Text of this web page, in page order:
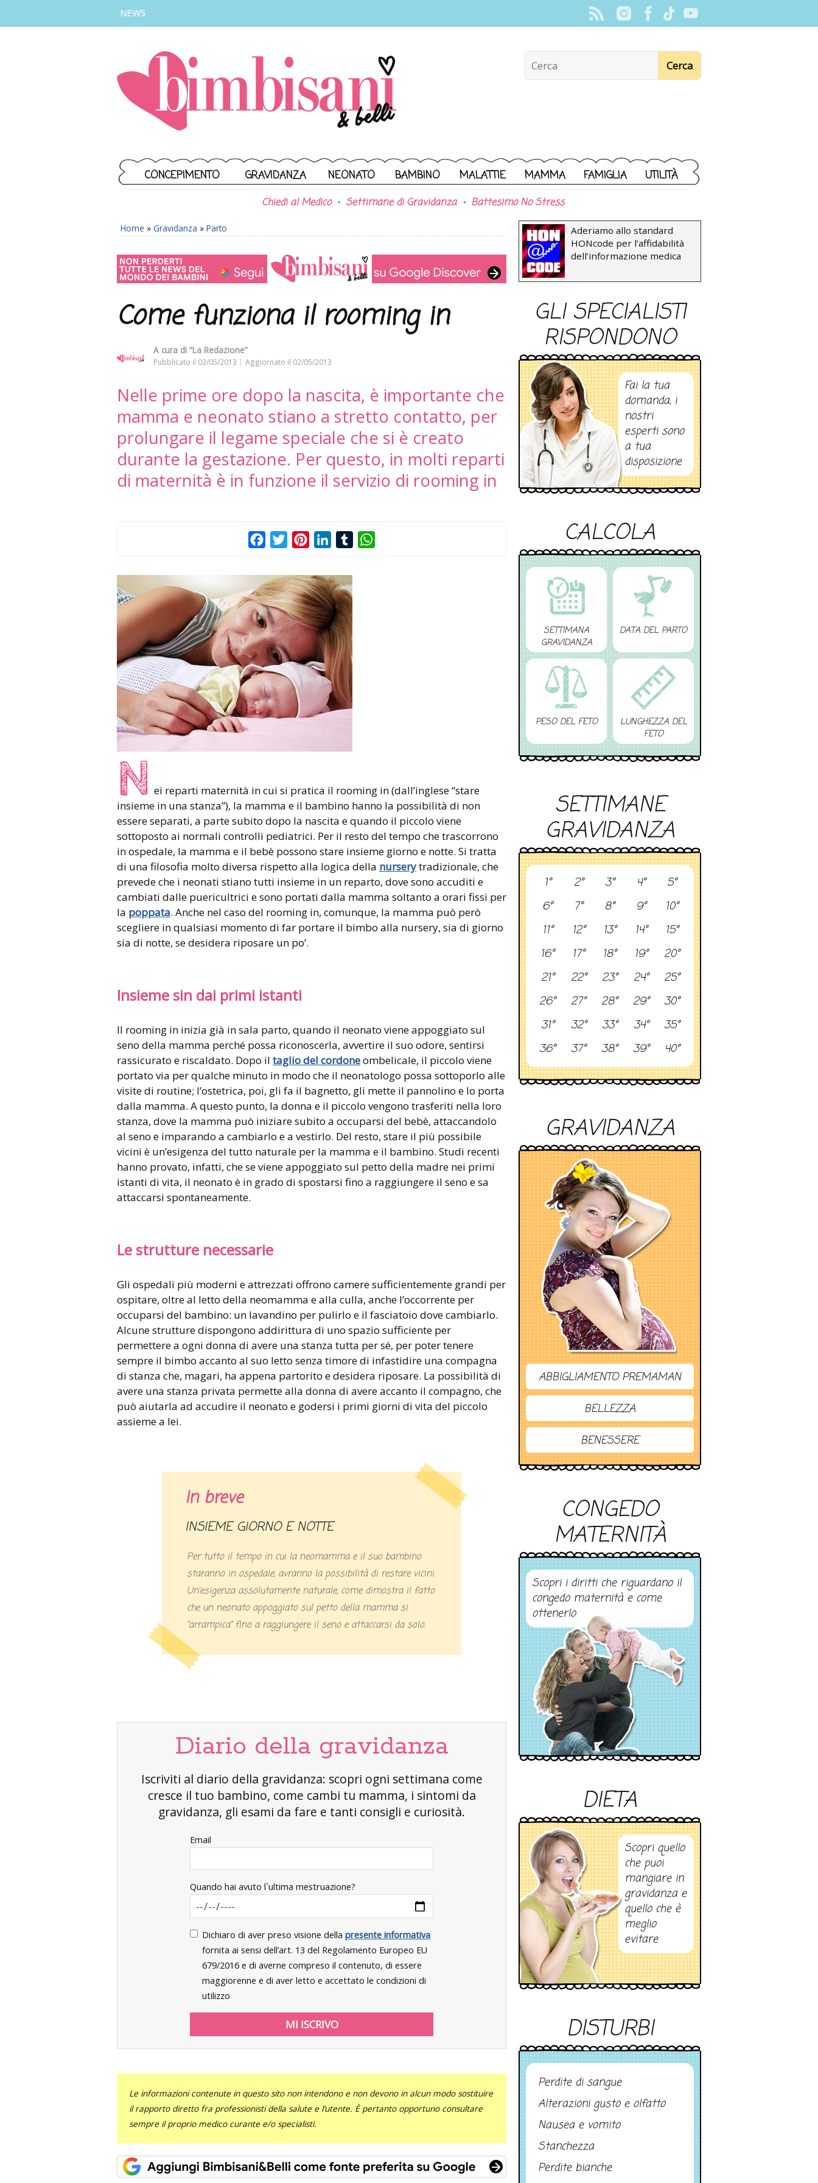
NEWS
CONCEPIMENTO GRAVIDANZA NEONATO BAMBINO MALATTIE MAMMA FAMIGLIA UTILITÀ
Chiedi al Medico Settimane di Gravidanza Battesimo No Stress
Home » Gravidanza » Parto
Come funziona il rooming in
A cura di “La Redazione”
Pubblicato il 02/05/2013 Aggiornato il 02/05/2013
Nelle prime ore dopo la nascita, è importante che
mamma e neonato stiano a stretto contatto, per
prolungare il legame speciale che si è creato
durante la gestazione. Per questo, in molti reparti
di maternità è in funzione il servizio di rooming in
FacebookTwitterPinterestLinkedInTumblr
N ei reparti maternità in cui si pratica il rooming in (dall’inglese “stare
insieme in una stanza”), la mamma e il bambino hanno la possibilità di non
essere separati, a parte subito dopo la nascita e quando il piccolo viene
sottoposto ai normali controlli pediatrici. Per il resto del tempo che trascorrono
in ospedale, la mamma e il bebè possono stare insieme giorno e notte. Si tratta
di una filosofia molto diversa rispetto alla logica della nurserytradizionale, che
prevede che i neonati stiano tutti insieme in un reparto, dove sono accuditi e
cambiati dalle puericultrici e sono portati dalla mamma soltanto a orari fissi per
la poppata. Anche nel caso del rooming in, comunque, la mamma può però
scegliere in qualsiasi momento di far portare il bimbo alla nursery, sia di giorno
sia di notte, se desidera riposare un po’.
Insieme sin dai primi istanti
Il rooming in inizia già in sala parto, quando il neonato viene appoggiato sul
seno della mamma perché possa riconoscerla, avvertire il suo odore, sentirsi
rassicurato e riscaldato. Dopo il taglio del cordoneombelicale, il piccolo viene
portato via per qualche minuto in modo che il neonatologo possa sottoporlo alle
visite di routine; l’ostetrica, poi, gli fa il bagnetto, gli mette il pannolino e lo porta
dalla mamma. A questo punto, la donna e il piccolo vengono trasferiti nella loro
stanza, dove la mamma può iniziare subito a occuparsi del bebè, attaccandolo
al seno e imparando a cambiarlo e a vestirlo. Del resto, stare il più possibile
vicini è un’esigenza del tutto naturale per la mamma e il bambino. Studi recenti
hanno provato, infatti, che se viene appoggiato sul petto della madre nei primi
istanti di vita, il neonato è in grado di spostarsi fino a raggiungere il seno e sa
attaccarsi spontaneamente.
Le strutture necessarie
Gli ospedali più moderni e attrezzati offrono camere sufficientemente grandi per
ospitare, oltre al letto della neomamma e alla culla, anche l’occorrente per
occuparsi del bambino: un lavandino per pulirlo e il fasciatoio dove cambiarlo.
Alcune strutture dispongono addirittura di uno spazio sufficiente per
permettere a ogni donna di avere una stanza tutta per sé, per poter tenere
sempre il bimbo accanto al suo letto senza timore di infastidire una compagna
di stanza che, magari, ha appena partorito e desidera riposare. La possibilità di
avere una stanza privata permette alla donna di avere accanto il compagno, che
può aiutarla ad accudire il neonato e godersi i primi giorni di vita del piccolo
assieme a lei.
In breve
INSIEME GIORNO E NOTTE
Per tutto il tempo in cui la neomamma e il suo bambino
staranno in ospedale, avranno la possibilità di restare vicini.
Un’esigenza assolutamente naturale, come dimostra il fatto
che un neonato appoggiato sul petto della mamma si
“arrampica” fino a raggiungere il seno e attaccarsi da solo.
Diario della gravidanza
Iscriviti al diario della gravidanza: scopri ogni settimana come
cresce il tuo bambino, come cambi tu mamma, i sintomi da
gravidanza, gli esami da fare e tanti consigli e curiosità.
Email
Quando hai avuto l`ultima mestruazione?
Dichiaro di aver preso visione della presente informativa
fornita ai sensi dell’art. 13 del Regolamento Europeo EU
679/2016 e di averne compreso il contenuto, di essere
maggiorenne e di aver letto e accettato le condizioni di
utilizzo
Le informazioni contenute in questo sito non intendono e non devono in alcun modo sostituire
il rapporto diretto fra professionisti della salute e l’utente. È pertanto opportuno consultare
sempre il proprio medico curante e/o specialisti.
Aderiamo allo standard
HONcode per l’affidabilità
dell’informazione medica
GLI SPECIALISTI
RISPONDONO
Fai la tua
domanda, i
nostri
esperti sono
a tua
disposizione
CALCOLA
SETTIMANA
GRAVIDANZA
DATA DEL PARTO
PESO DEL FETO
LUNGHEZZA DEL
FETO
SETTIMANE
GRAVIDANZA
1° 2° 3° 4°
5°
6°
7° 8° 9°
10°
11°
12° 13° 14°
15°
16°
17° 18° 19°
20°
21°
22° 23° 24°
25°
26°
27° 28° 29°
30°
31°
32° 33° 34°
35°
36°
37° 38° 39° 40°
GRAVIDANZA
ABBIGLIAMENTO PREMAMAN
BELLEZZA
BENESSERE
CONGEDO
MATERNITÀ
Scopri i diritti che riguardano il
congedo maternità e come
ottenerlo
DIETA
Scopri quello
che puoi
mangiare in
gravidanza e
quello che è
meglio
evitare
DISTURBI
Perdite di sangue
Alterazioni gusto e olfatto
Nausea e vomito
Stanchezza
Perdite bianche